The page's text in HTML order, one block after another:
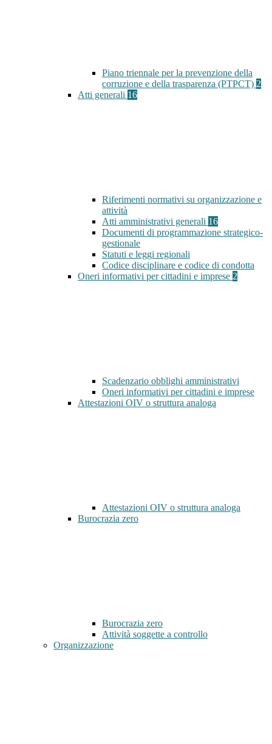
Piano triennale per la prevenzione della
corruzione e della trasparenza (PTPCT) 2
Atti generali 16
Riferimenti normativi su organizzazione e
attività
Atti amministrativi generali 16
Documenti di programmazione strategico-
gestionale
Statuti e leggi regionali
Codice disciplinare e codice di condotta
Oneri informativi per cittadini e imprese 2
Scadenzario obblighi amministrativi
Oneri informativi per cittadini e imprese
Attestazioni OIV o struttura analoga
Attestazioni OIV o struttura analoga
Burocrazia zero
Burocrazia zero
Attività soggette a controllo
Organizzazione